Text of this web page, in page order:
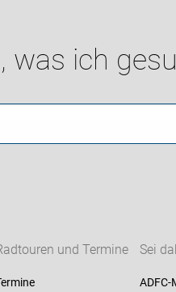
was ich
und Termine Sei